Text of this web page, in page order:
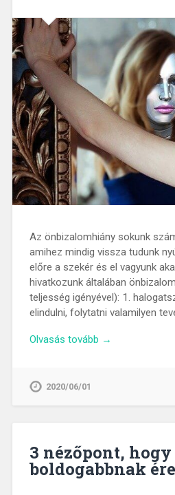
Az önbizalomhiány sokunk
amihez mindig vissza tudunk
előre a szekér és el vagyunk
hivatkozunk általában
teljesség igényével): 1.
elindulni, folytatni valamilyen
Olvasás tovább →
2020/06/01
3 nézőpont, hogy
boldogabbnak